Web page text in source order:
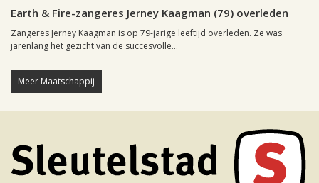
Earth & Fire-zangeres Jerney Kaagman (79) overleden
Zangeres Jerney Kaagman is op 79-jarige leeftijd overleden. Ze was
jarenlang het gezicht van de succesvolle...
Meer Maatschappij